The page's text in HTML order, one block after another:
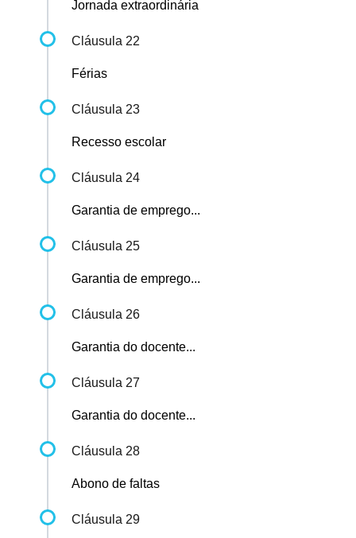
Jornada extraordinária
Cláusula 22
Férias
Cláusula 23
Recesso escolar
Cláusula 24
Garantia de emprego...
Cláusula 25
Garantia de emprego...
Cláusula 26
Garantia do docente...
Cláusula 27
Garantia do docente...
Cláusula 28
Abono de faltas
Cláusula 29